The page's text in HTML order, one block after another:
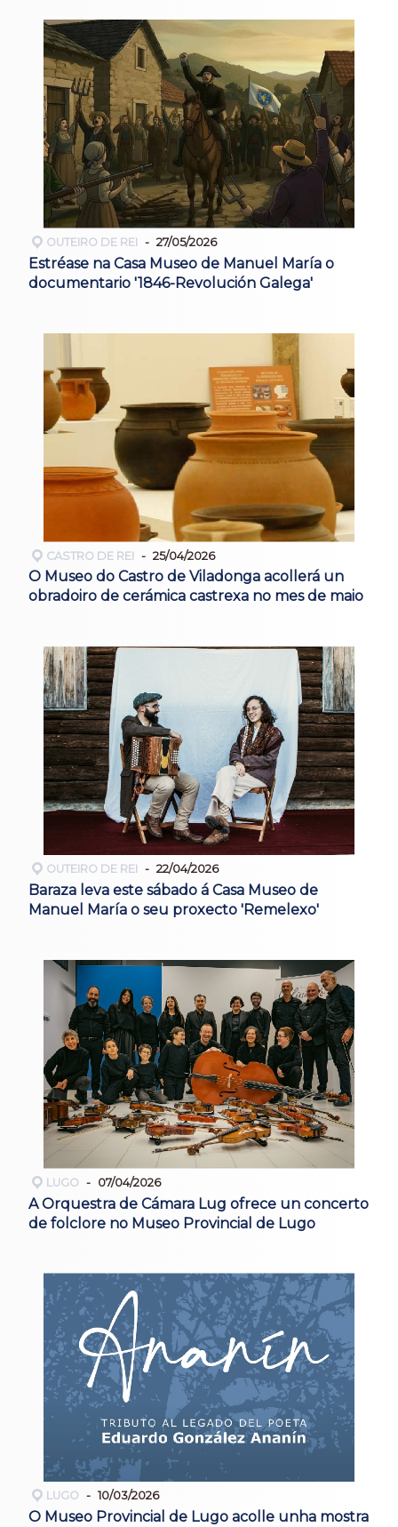
OUTEIRO DE REI 27/05/2026
Estréase na Casa Museo de Manuel María o
documentario '1846-Revolución Galega'
CASTRO DE REI 25/04/2026
O Museo do Castro de Viladonga acollerá un
obradoiro de cerámica castrexa no mes de maio
OUTEIRO DE REI 22/04/2026
Baraza leva este sábado á Casa Museo de
Manuel María o seu proxecto 'Remelexo'
LUGO 07/04/2026
A Orquestra de Cámara Lug ofrece un concerto
de folclore no Museo Provincial de Lugo
LUGO 10/03/2026
O Museo Provincial de Lugo acolle unha mostra